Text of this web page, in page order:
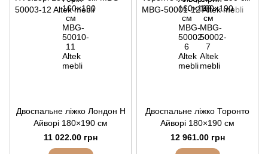
Двоспальне ліжко Лондон Н
Айворі 180×190 см
11 022.00 грн
Двоспальне ліжко Торонто
Айворі 180×190 см
12 961.00 грн